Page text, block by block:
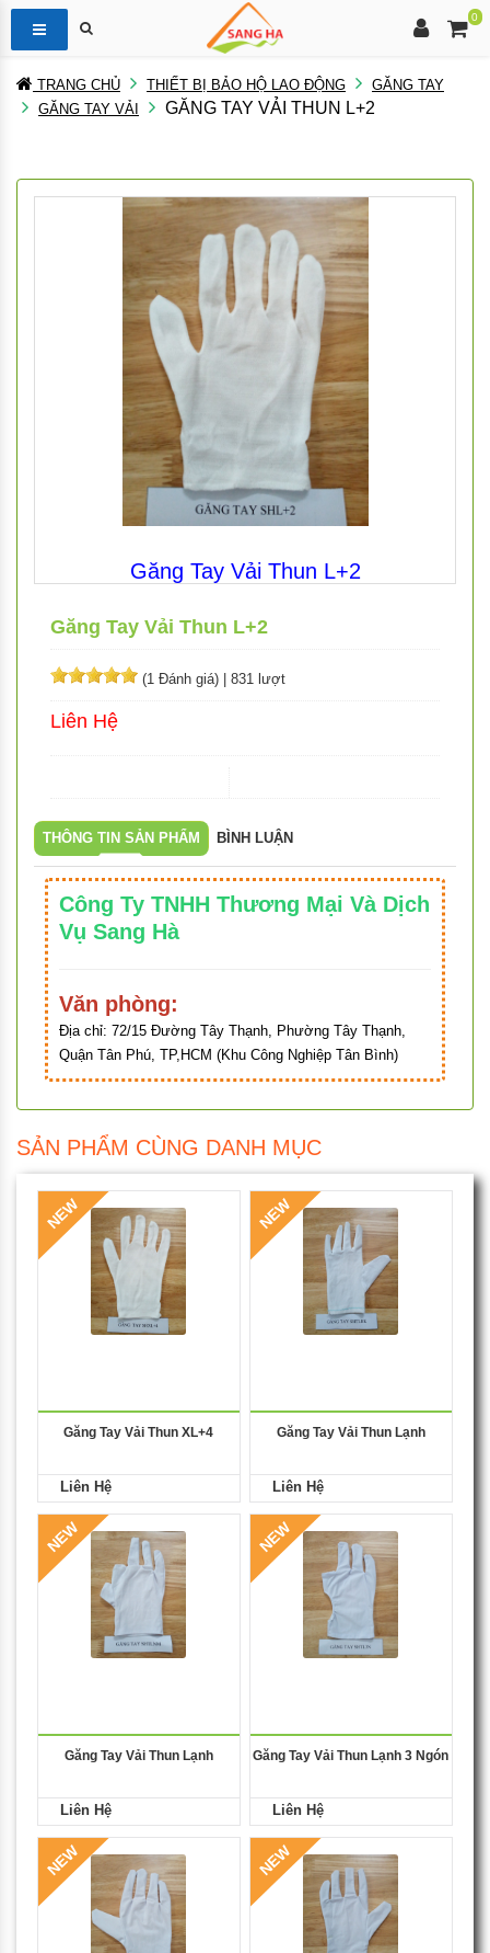
0
TRANG CHỦ THIẾT BỊ BẢO HỘ LAO ĐỘNG
GĂNG TAY
GĂNG TAY VẢI
GĂNG TAY VẢI THUN L+2
Găng Tay Vải Thun L+2
Găng Tay Vải Thun L+2
(1 Đánh giá) 831 lượt
Liên Hệ
THÔNG TIN SẢN PHẨM BÌNH LUẬN
Công Ty TNHH Thương Mại Và Dịch
Vụ Sang Hà
Văn phòng:
Địa chỉ: 72/15 Đường Tây Thạnh, Phường Tây Thạnh,
Quận Tân Phú, TP,HCM (Khu Công Nghiệp Tân Bình)
SẢN PHẨM CÙNG DANH MỤC
NEW
Găng Tay Vải Thun XL+4
Liên Hệ
NEW
Găng Tay Vải Thun Lạnh
Liên Hệ
NEW
Găng Tay Vải Thun Lạnh
Liên Hệ
NEW
Găng Tay Vải Thun Lạnh 3 Ngón
Liên Hệ
NEW NEW